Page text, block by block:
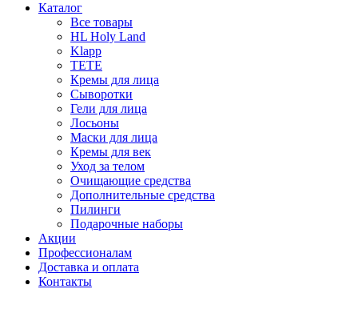
Каталог
Все товары
HL Holy Land
Klapp
TETE
Кремы для лица
Сыворотки
Гели для лица
Лосьоны
Маски для лица
Кремы для век
Уход за телом
Очищающие средства
Дополнительные средства
Пилинги
Подарочные наборы
Акции
Профессионалам
Доставка и оплата
Контакты